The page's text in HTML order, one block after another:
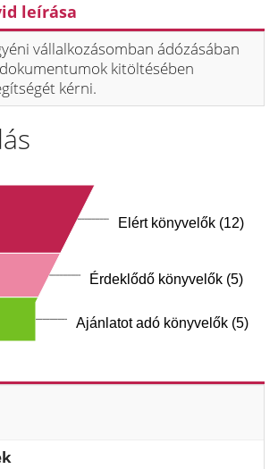
leírása
vállalkozásomban ádózásában
kitöltésében
kérni.
Elért könyvelők (12)
Érdeklődő könyvelők (5)
Ajánlatot adó könyvelők (5)